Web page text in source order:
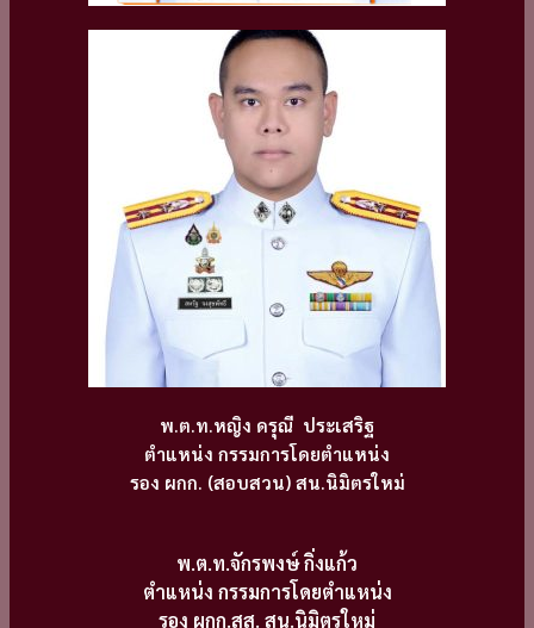
พ.ต.ท.หญิง ดรุณี ประเสริฐ
ตำแหน่ง กรรมการโดยตำแหน่ง
รอง ผกก. (สอบสวน) สน.นิมิตรใหม่
พ.ต.ท.จักรพงษ์ กิ่งแก้ว
ตำแหน่ง กรรมการโดยตำแหน่ง
รอง ผกก.สส. สน.นิมิตรใหม่